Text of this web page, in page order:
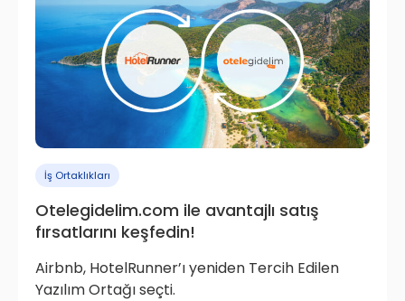
İş Ortaklıkları
Otelegidelim.com ile avantajlı satış
fırsatlarını keşfedin!
Airbnb, HotelRunner’ı yeniden Tercih Edilen
Yazılım Ortağı seçti.